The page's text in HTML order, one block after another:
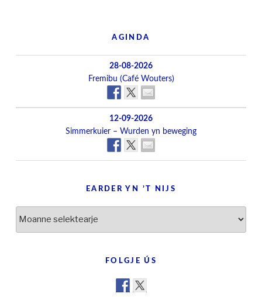
AGINDA
28-08-2026
Fremibu (Café Wouters)
12-09-2026
Simmerkuier – Wurden yn beweging
EARDER YN ’T NIJS
FOLGJE ÚS